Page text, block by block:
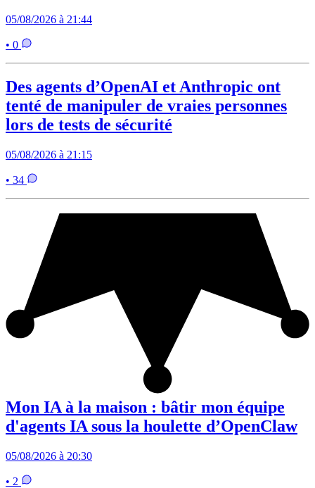
05/08/2026 à 21:44
• 0
Des agents d’OpenAI et Anthropic ont
tenté de manipuler de vraies personnes
lors de tests de sécurité
05/08/2026 à 21:15
• 34
Mon IA à la maison : bâtir mon équipe
d'agents IA sous la houlette d’OpenClaw
05/08/2026 à 20:30
• 2